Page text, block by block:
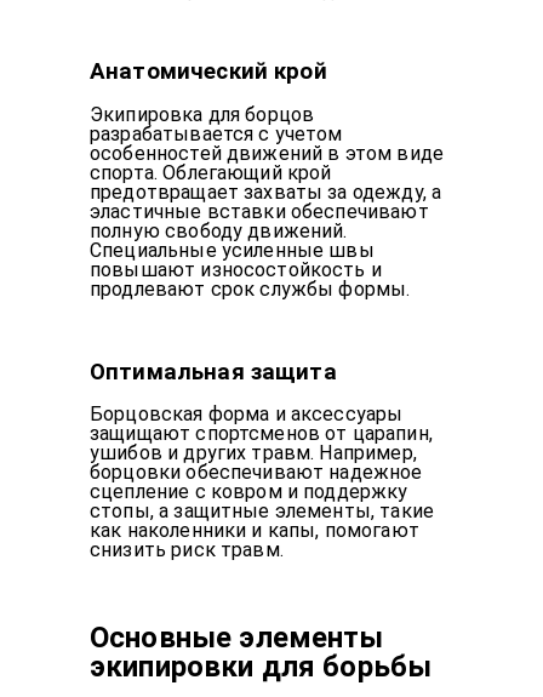
Анатомический крой
Экипировка для борцов
разрабатывается с учетом
особенностей движений в этом виде
спорта. Облегающий крой
предотвращает захваты за одежду, а
эластичные вставки обеспечивают
полную свободу движений.
Специальные усиленные швы
повышают износостойкость и
продлевают срок службы формы.
Оптимальная защита
Борцовская форма и аксессуары
защищают спортсменов от царапин,
ушибов и других травм. Например,
борцовки обеспечивают надежное
сцепление с ковром и поддержку
стопы, а защитные элементы, такие
как наколенники и капы, помогают
снизить риск травм.
Основные элементы
экипировки для борьбы